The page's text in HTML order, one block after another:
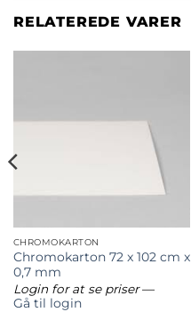
RELATEREDE VARER
CHROMOKARTON
Chromokarton 72 x 102 cm x
0,7 mm
Login for at se priser—
Gå til login